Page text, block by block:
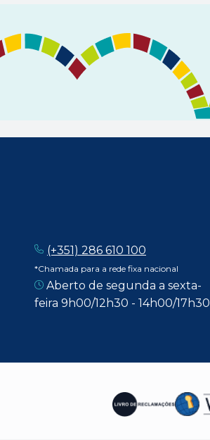
(+351) 286 610 100
*Chamada para a rede fixa nacional
Aberto de segunda a sexta-
feira 9h00/12h30 - 14h00/17h30